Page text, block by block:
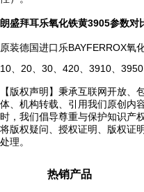
朗盛拜耳乐氧化铁黄3905参数对
原装德国进口乐BAYFERROX氧
10、20、30、420、3910、
【版权声明】秉承互联网开放
体、机构转载、引用我们原创内
时，我们倡导尊重与保护知识产
将版权疑问、授权证明、版权证
处理。
热销产品